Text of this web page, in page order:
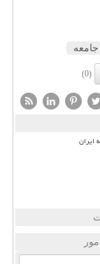
جامعه
(0)
ایران